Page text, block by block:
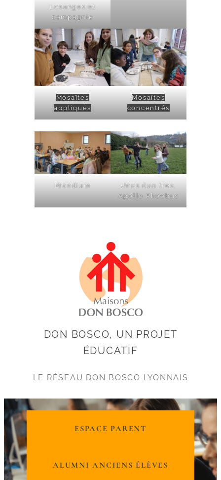
Losanges et
compagnie
Mosaïtes
appliqués
Mosaïtes
concentrés
Prandium
Unus duo tres,
Apollo Phoebus
DON BOSCO, UN PROJET
ÉDUCATIF
LE RÉSEAU DON BOSCO LYONNAIS
ESPACE PARENT
ALUMNI ANCIENS ÉLÈVES